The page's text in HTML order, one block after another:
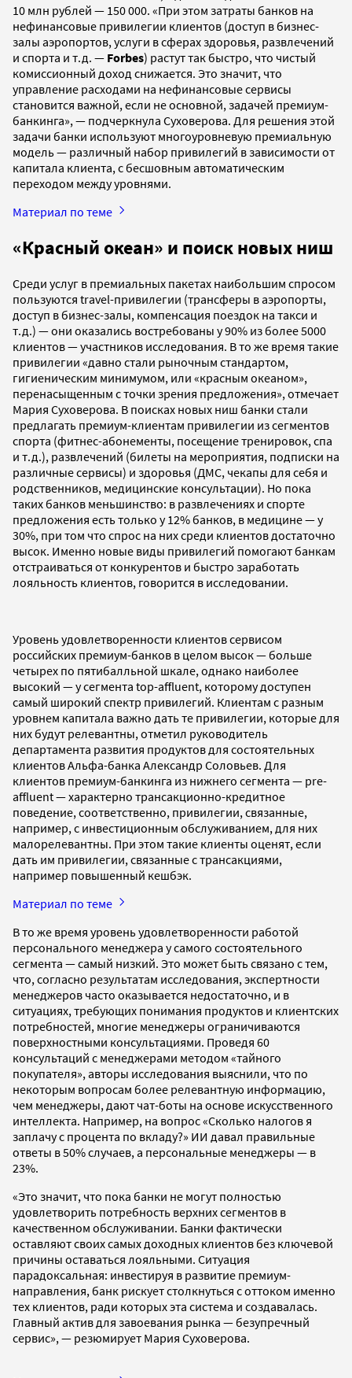
10 млн рублей — 150 000. «При этом затраты банков на
нефинансовые привилегии клиентов (доступ в бизнес-
залы аэропортов, услуги в сферах здоровья, развлечений
и спорта и т.д. — Forbes) растут так быстро, что чистый
комиссионный доход снижается. Это значит, что
управление расходами на нефинансовые сервисы
становится важной, если не основной, задачей премиум-
банкинга», — подчеркнула Суховерова. Для решения этой
задачи банки используют многоуровневую премиальную
модель — различный набор привилегий в зависимости от
капитала клиента, с бесшовным автоматическим
переходом между уровнями.
Материал по теме
«Красный океан» и поиск новых ниш
Среди услуг в премиальных пакетах наибольшим спросом
пользуются travel-привилегии (трансферы в аэропорты,
доступ в бизнес-залы, компенсация поездок на такси и
т.д.) — они оказались востребованы у 90% из более 5000
клиентов — участников исследования. В то же время такие
привилегии «давно стали рыночным стандартом,
гигиеническим минимумом, или «красным океаном»,
перенасыщенным с точки зрения предложения», отмечает
Мария Суховерова. В поисках новых ниш банки стали
предлагать премиум-клиентам привилегии из сегментов
спорта (фитнес-абонементы, посещение тренировок, спа
и т.д.), развлечений (билеты на мероприятия, подписки на
различные сервисы) и здоровья (ДМС, чекапы для себя и
родственников, медицинские консультации). Но пока
таких банков меньшинство: в развлечениях и спорте
предложения есть только у 12% банков, в медицине — у
30%, при том что спрос на них среди клиентов достаточно
высок. Именно новые виды привилегий помогают банкам
отстраиваться от конкурентов и быстро заработать
лояльность клиентов, говорится в исследовании.
Уровень удовлетворенности клиентов сервисом
российских премиум-банков в целом высок — больше
четырех по пятибалльной шкале, однако наиболее
высокий — у сегмента top-affluent, которому доступен
самый широкий спектр привилегий. Клиентам с разным
уровнем капитала важно дать те привилегии, которые для
них будут релевантны, отметил руководитель
департамента развития продуктов для состоятельных
клиентов Альфа-банка Александр Соловьев. Для
клиентов премиум-банкинга из нижнего сегмента — pre-
affluent — характерно трансакционно-кредитное
поведение, соответственно, привилегии, связанные,
например, с инвестиционным обслуживанием, для них
малорелевантны. При этом такие клиенты оценят, если
дать им привилегии, связанные с трансакциями,
например повышенный кешбэк.
Материал по теме
В то же время уровень удовлетворенности работой
персонального менеджера у самого состоятельного
сегмента — самый низкий. Это может быть связано с тем,
что, согласно результатам исследования, экспертности
менеджеров часто оказывается недостаточно, и в
ситуациях, требующих понимания продуктов и клиентских
потребностей, многие менеджеры ограничиваются
поверхностными консультациями. Проведя 60
консультаций с менеджерами методом «тайного
покупателя», авторы исследования выяснили, что по
некоторым вопросам более релевантную информацию,
чем менеджеры, дают чат-боты на основе искусственного
интеллекта. Например, на вопрос «Сколько налогов я
заплачу с процента по вкладу?» ИИ давал правильные
ответы в 50% случаев, а персональные менеджеры — в
23%.
«Это значит, что пока банки не могут полностью
удовлетворить потребность верхних сегментов в
качественном обслуживании. Банки фактически
оставляют своих самых доходных клиентов без ключевой
причины оставаться лояльными. Ситуация
парадоксальная: инвестируя в развитие премиум-
направления, банк рискует столкнуться с оттоком именно
тех клиентов, ради которых эта система и создавалась.
Главный актив для завоевания рынка — безупречный
сервис», — резюмирует Мария Суховерова.